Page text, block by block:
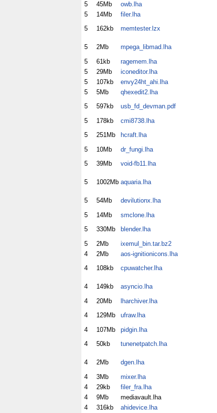
5
45Mb
owb.lha
5
14Mb
filer.lha
5
162kb memtester.lzx
5 2Mb
mpega_libmad.lha
5
61kb
ragemem.lha
5
29Mb
iconeditor.lha
5
107kb
envy24ht_ahi.lha
5
5Mb
qhexedit2.lha
5
597kb
usb_fd_devman.pdf
5
178kb
cmi8738.lha
5
251Mb
hcraft.lha
5
10Mb
dr_fungi.lha
5
39Mb void-fb11.lha
5 1002Mb aquaria.lha
5 54Mb
devilutionx.lha
5
14Mb
smclone.lha
5
330Mb
blender.lha
5
2Mb
ixemul_bin.tar.bz2
4
2Mb
aos-ignitionicons.lha
4
108kb cpuwatcher.lha
4 149kb
asyncio.lha
4
20Mb
lharchiver.lha
4
129Mb
ufraw.lha
4
107Mb
pidgin.lha
4
50kb tunenetpatch.lha
4 2Mb
dgen.lha
4
3Mb
mixer.lha
4
29kb
filer_fra.lha
4
9Mb
mediavault.lha
4
316kb ahidevice.lha